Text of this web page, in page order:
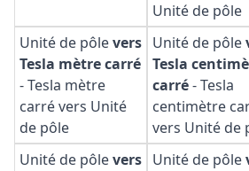
Unité de pôle
Unité de pôlevers
Tesla mètre carré
-Tesla mètre
carré vers Unité
de pôle
Unité de pôle
Tesla
carré-Tesla
centimètre
vers Unité de
Unité de pôlevers Unité de pôle